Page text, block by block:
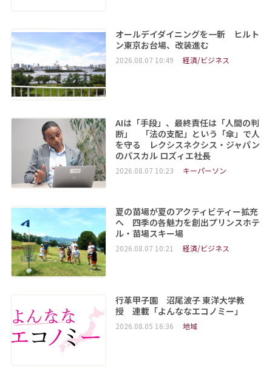
オールデイダイニングを一新 ヒルト
ン東京お台場、改装進む
2026.08.07 10:49 経済/ビジネス
AIは「手段」、最終責任は「人間の判
断」 「法の支配」という「傘」で人
を守る レクシスネクシス・ジャパン
のパスカル ロズィエ社長
2026.08.07 10:23 キーパーソン
夏の苗場が夏のアクティビティー拡充
へ 四季の各魅力を創出プリンスホテ
ル・苗場スキー場
2026.08.07 10:21 経済/ビジネス
行革甲子園 沼尾波子 東洋大学教
授 連載「よんななエコノミー」
2026.08.05 16:36 地域